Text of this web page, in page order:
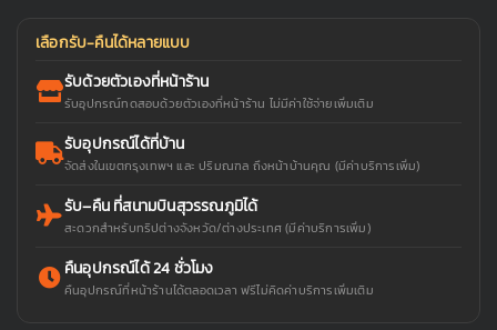
เลือกรับ-คืนได้หลายแบบ
รับด้วยตัวเองที่หน้าร้าน
รับอุปกรณ์ทดสอบด้วยตัวเองที่หน้าร้าน ไม่มีค่าใช้จ่ายเพิ่มเติม
รับอุปกรณ์ได้ที่บ้าน
จัดส่งในเขตกรุงเทพฯ และ ปริมณฑล ถึงหน้าบ้านคุณ (มีค่าบริการเพิ่ม)
รับ–คืน ที่สนามบินสุวรรณภูมิได้
สะดวกสำหรับทริปต่างจังหวัด/ต่างประเทศ (มีค่าบริการเพิ่ม)
คืนอุปกรณ์ได้ 24 ชั่วโมง
คืนอุปกรณ์ที่หน้าร้านได้ตลอดเวลา ฟรีไม่คิดค่าบริการเพิ่มเติม